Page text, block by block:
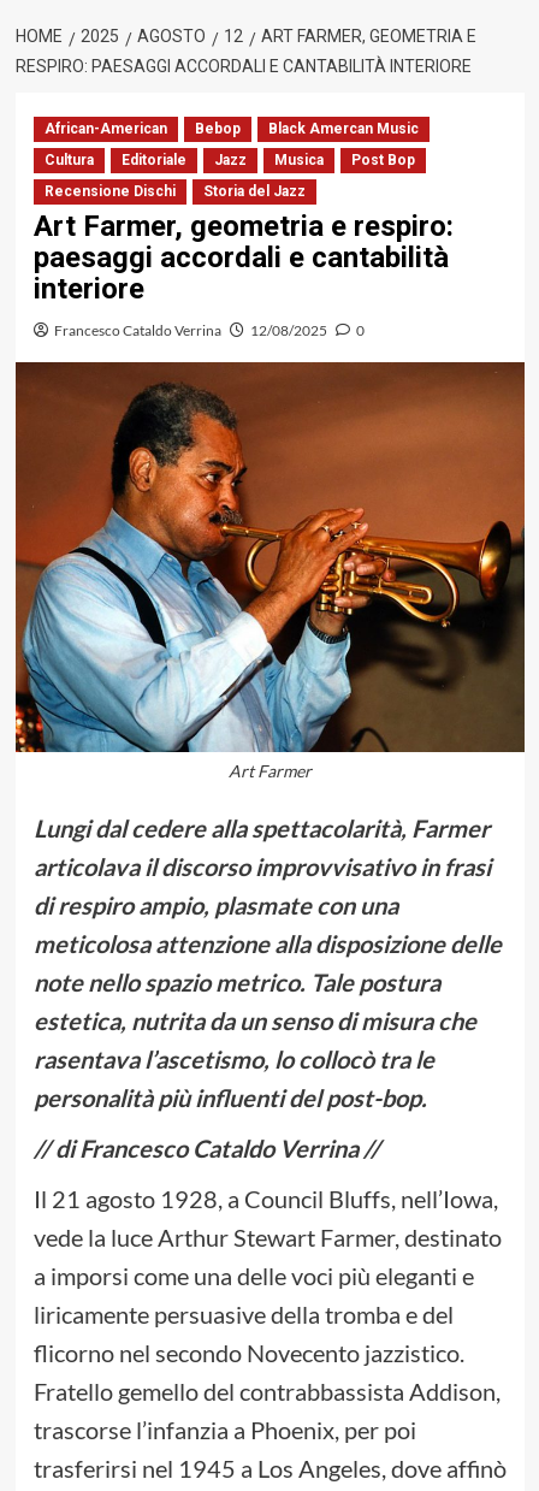
HOME 2025 AGOSTO 12
ART FARMER, GEOMETRIA E
RESPIRO: PAESAGGI ACCORDALI E CANTABILITÀ INTERIORE
African-American Bebop
Black Amercan Music
Cultura
Editoriale Jazz Musica
Post Bop
Recensione Dischi
Storia del Jazz
Art Farmer, geometria e respiro:
paesaggi accordali e cantabilità
interiore
Francesco Cataldo Verrina 12/08/2025 0
Art Farmer
Lungi dal cedere alla spettacolarità, Farmer
articolava il discorso improvvisativo in frasi
di respiro ampio, plasmate con una
meticolosa attenzione alla disposizione delle
note nello spazio metrico. Tale postura
estetica, nutrita da un senso di misura che
rasentava l’ascetismo, lo collocò tra le
personalità più influenti del post-bop.
// di Francesco Cataldo Verrina //
Il 21 agosto 1928, a Council Bluffs, nell’Iowa,
vede la luce Arthur Stewart Farmer, destinato
a imporsi come una delle voci più eleganti e
liricamente persuasive della tromba e del
flicorno nel secondo Novecento jazzistico.
Fratello gemello del contrabbassista Addison,
trascorse l’infanzia a Phoenix, per poi
trasferirsi nel 1945 a Los Angeles, dove affinò